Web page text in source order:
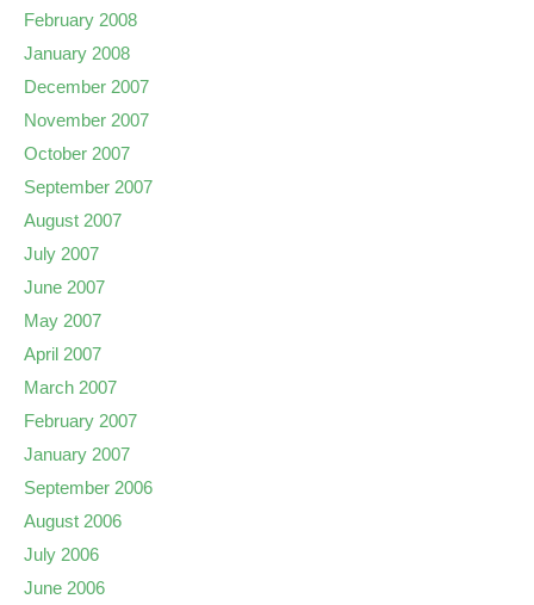
February 2008
January 2008
December 2007
November 2007
October 2007
September 2007
August 2007
July 2007
June 2007
May 2007
April 2007
March 2007
February 2007
January 2007
September 2006
August 2006
July 2006
June 2006